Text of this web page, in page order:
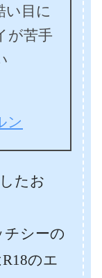
い目に
が苦手
ン
たお
シーの
のエ